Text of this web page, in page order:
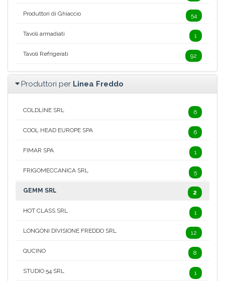
Produttori di Ghiaccio 54
Tavoli armadiati 1
Tavoli Refrigerati 92
Produttori per Linea Freddo
COLDLINE SRL 6
COOL HEAD EUROPE SPA 6
FIMAR SPA 1
FRIGOMECCANICA SRL 5
GEMM SRL 2
HOT CLASS SRL 1
LONGONI DIVISIONE FREDDO SRL 12
QUCINO 8
STUDIO 54 SRL 1